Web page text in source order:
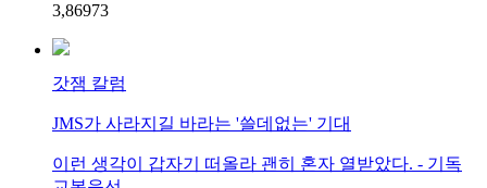
3,86973
갓잼 칼럼
JMS가 사라지길 바라는 '쓸데없는' 기대
이런 생각이 갑자기 떠올라 괜히 혼자 열받았다. - 기독